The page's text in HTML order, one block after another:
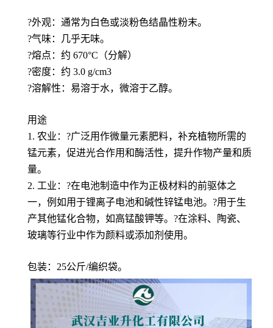
?外观：通常为白色或淡粉色结晶性粉末。
?气味：几乎无味。
?熔点：约 670°C（分解）
?密度：约 3.0 g/cm3
?溶解性：易溶于水，微溶于乙醇。
用途
1. 农业：?广泛用作微量元素肥料，补充植物所需的
锰元素，促进光合作用和酶活性，提升作物产量和质
量。
2. 工业：?在电池制造中作为正极材料的前驱体之
一，例如用于锂离子电池和碱性锌锰电池。?用于生
产其他锰化合物，如高锰酸钾等。?在涂料、陶瓷、
玻璃等行业中作为颜料或添加剂使用。
包装：25公斤/编织袋。